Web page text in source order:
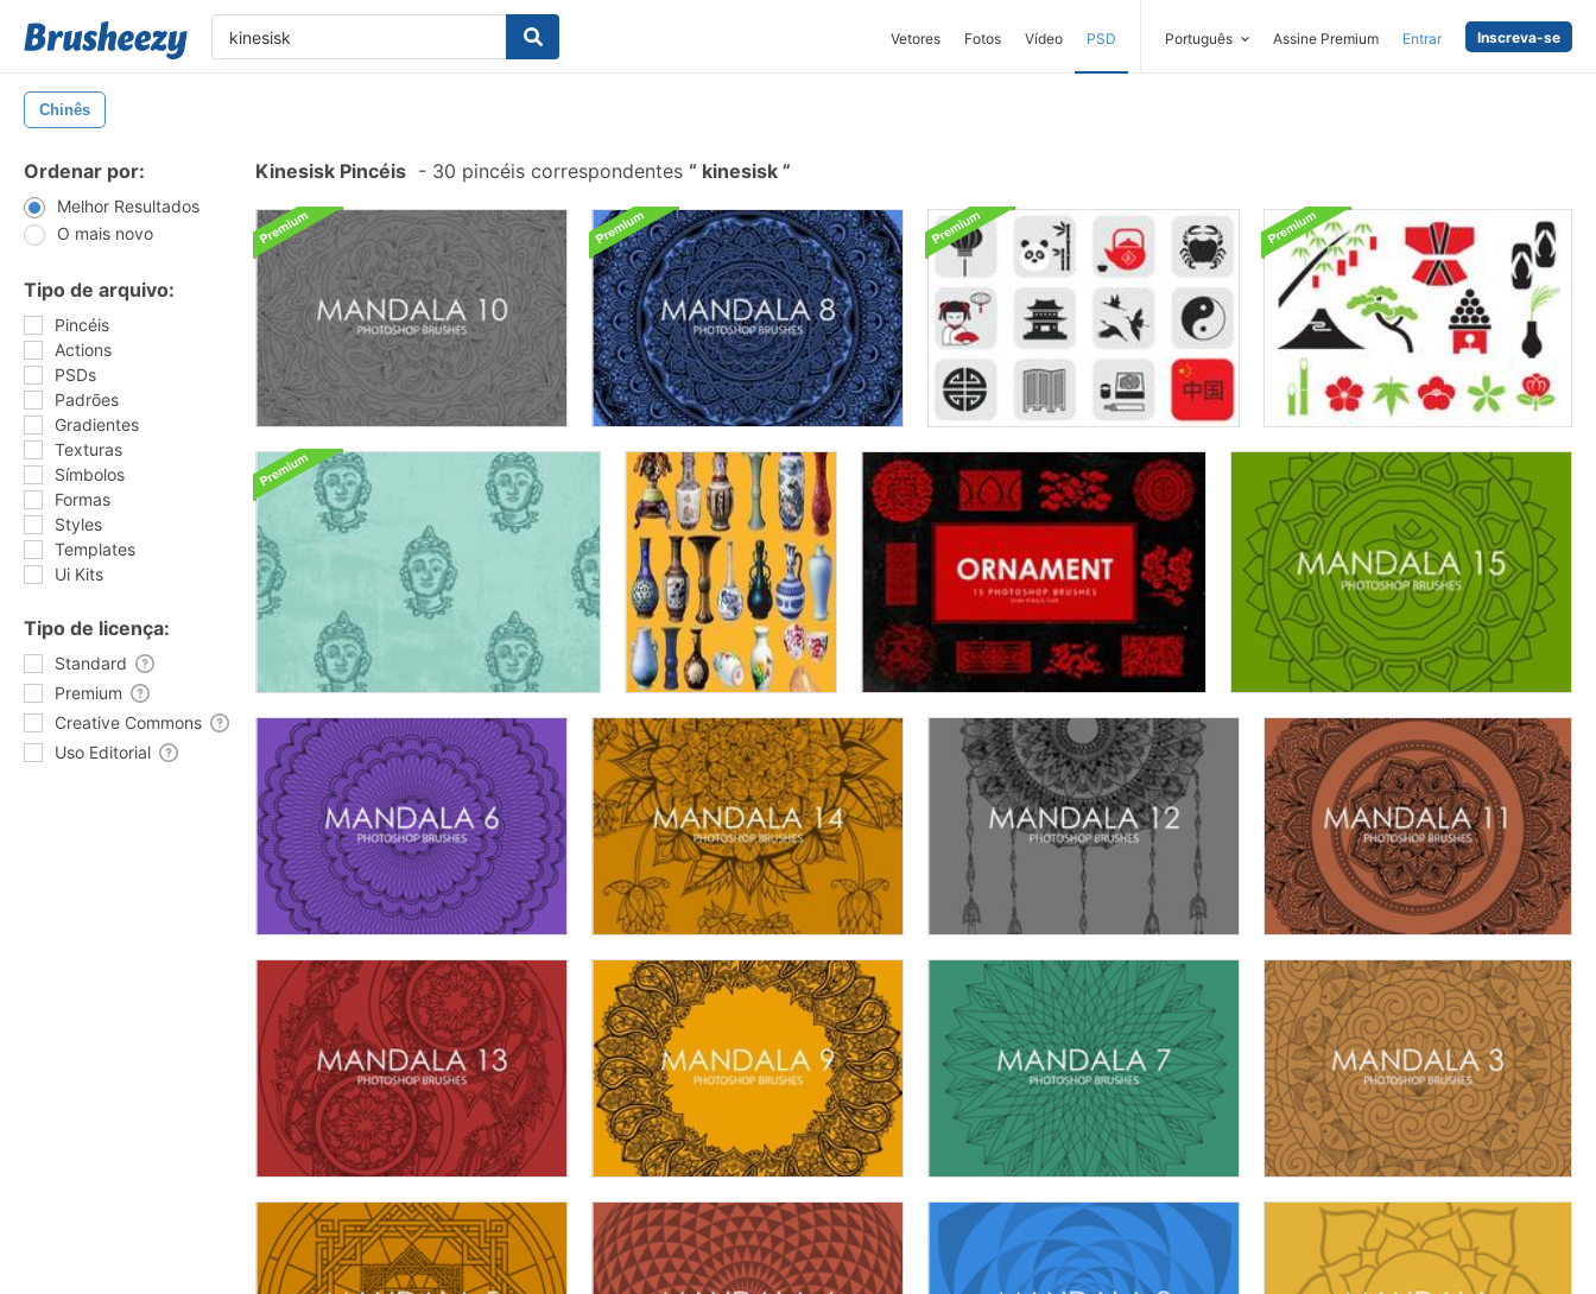
Vetores Fotos Vídeo PSD Português Assine Premium Entrar Inscreva-se
Chinês
Ordenar por:
Melhor Resultados
O mais novo
Tipo de arquivo:
Pincéis
Actions
PSDs
Padrões
Gradientes
Texturas
Símbolos
Formas
Styles
Templates
Ui Kits
Tipo de licença:
Standard
Premium
Creative Commons
Uso Editorial
Kinesisk Pincéis - 30 pincéis correspondentes kinesisk